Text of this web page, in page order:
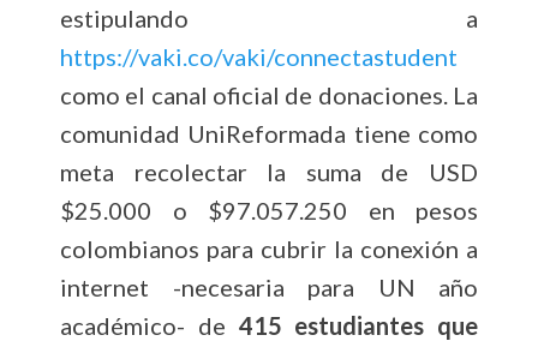
estipulando a
https://vaki.co/vaki/connectastudent
como el canal oficial de donaciones. La
comunidad UniReformada tiene como
meta recolectar la suma de USD
$25.000 o $97.057.250 en pesos
colombianos para cubrir la conexión a
internet -necesaria para UN año
académico- de 415 estudiantes que